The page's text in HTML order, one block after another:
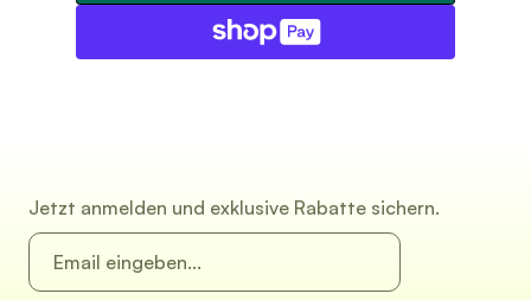
Jetzt anmelden und exklusive Rabatte sichern.